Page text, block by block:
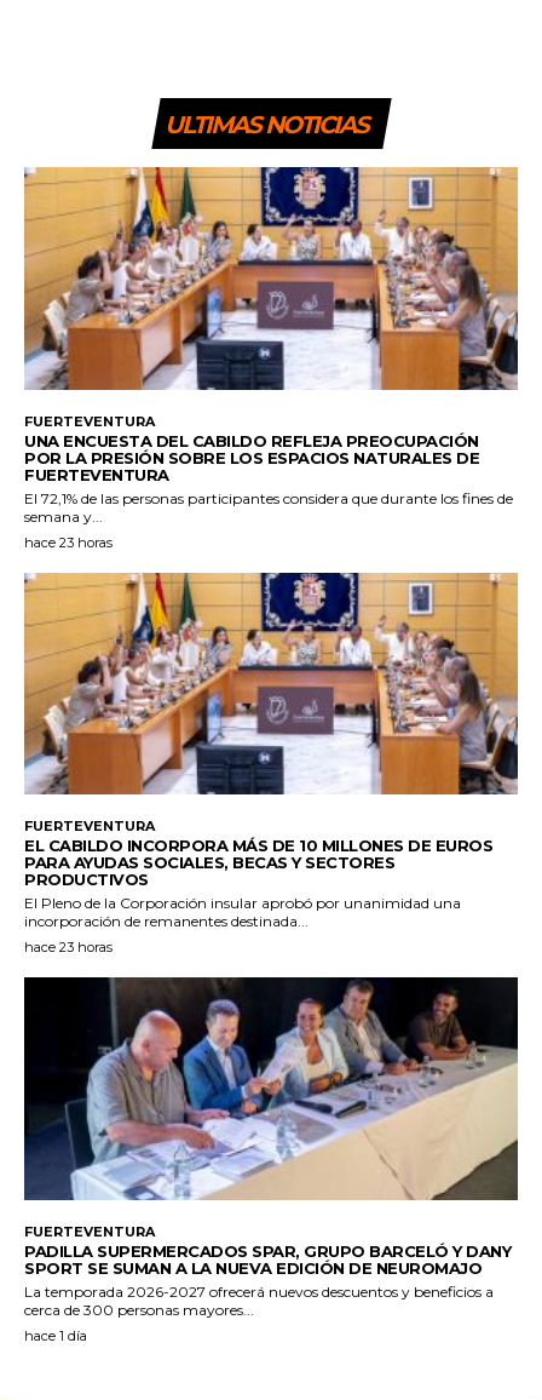
ULTIMAS NOTICIAS
FUERTEVENTURA
UNA ENCUESTA DEL CABILDO REFLEJA PREOCUPACIÓN
POR LA PRESIÓN SOBRE LOS ESPACIOS NATURALES DE
FUERTEVENTURA
El 72,1% de las personas participantes considera que durante los fines de
semana y...
hace 23 horas
FUERTEVENTURA
EL CABILDO INCORPORA MÁS DE 10 MILLONES DE EUROS
PARA AYUDAS SOCIALES, BECAS Y SECTORES
PRODUCTIVOS
El Pleno de la Corporación insular aprobó por unanimidad una
incorporación de remanentes destinada...
hace 23 horas
FUERTEVENTURA
PADILLA SUPERMERCADOS SPAR, GRUPO BARCELÓ Y DANY
SPORT SE SUMAN A LA NUEVA EDICIÓN DE NEUROMAJO
La temporada 2026-2027 ofrecerá nuevos descuentos y beneficios a
cerca de 300 personas mayores...
hace 1 día